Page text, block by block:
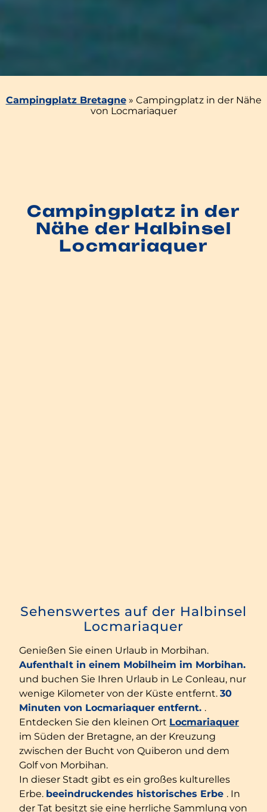
Campingplatz Bretagne» Campingplatz in der Nähe
von Locmariaquer
Campingplatz in der
Nähe der Halbinsel
Locmariaquer
Sehenswertes auf der Halbinsel
Locmariaquer
Genießen Sie einen Urlaub in Morbihan.
Aufenthalt in einem Mobilheim im Morbihan.
und buchen Sie Ihren Urlaub in Le Conleau, nur
wenige Kilometer von der Küste entfernt. 30
Minuten von Locmariaquer entfernt. .
Entdecken Sie den kleinen Ort Locmariaquer
im Süden der Bretagne, an der Kreuzung
zwischen der Bucht von Quiberon und dem
Golf von Morbihan.
In dieser Stadt gibt es ein großes kulturelles
Erbe. beeindruckendes historisches Erbe . In
der Tat besitzt sie eine herrliche Sammlung von